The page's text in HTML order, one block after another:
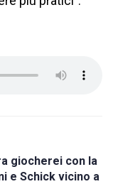
giocherei con la
e Schick vicino a